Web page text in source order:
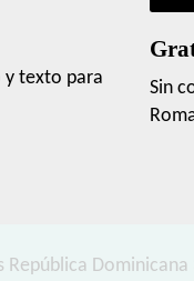
y texto para
Sin
República Dominicana